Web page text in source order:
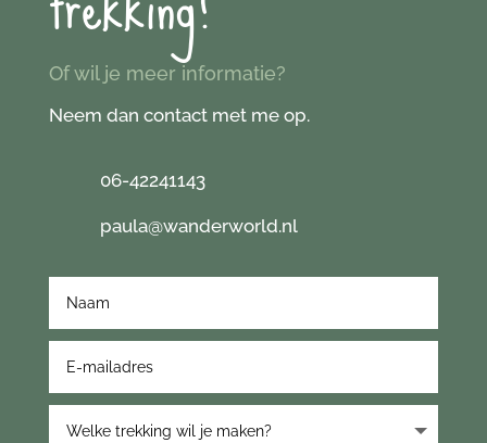
Of wil je meer informatie?
Neem dan contact met me op.
06-42241143
paula@wanderworld.nl